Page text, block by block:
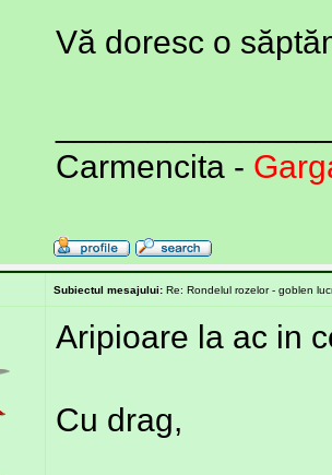
Vă doresc o
Carmencita -
Subiectul mesajului: Re: Rondelul rozelor - goblen
Aripioare la ac in
Cu drag,